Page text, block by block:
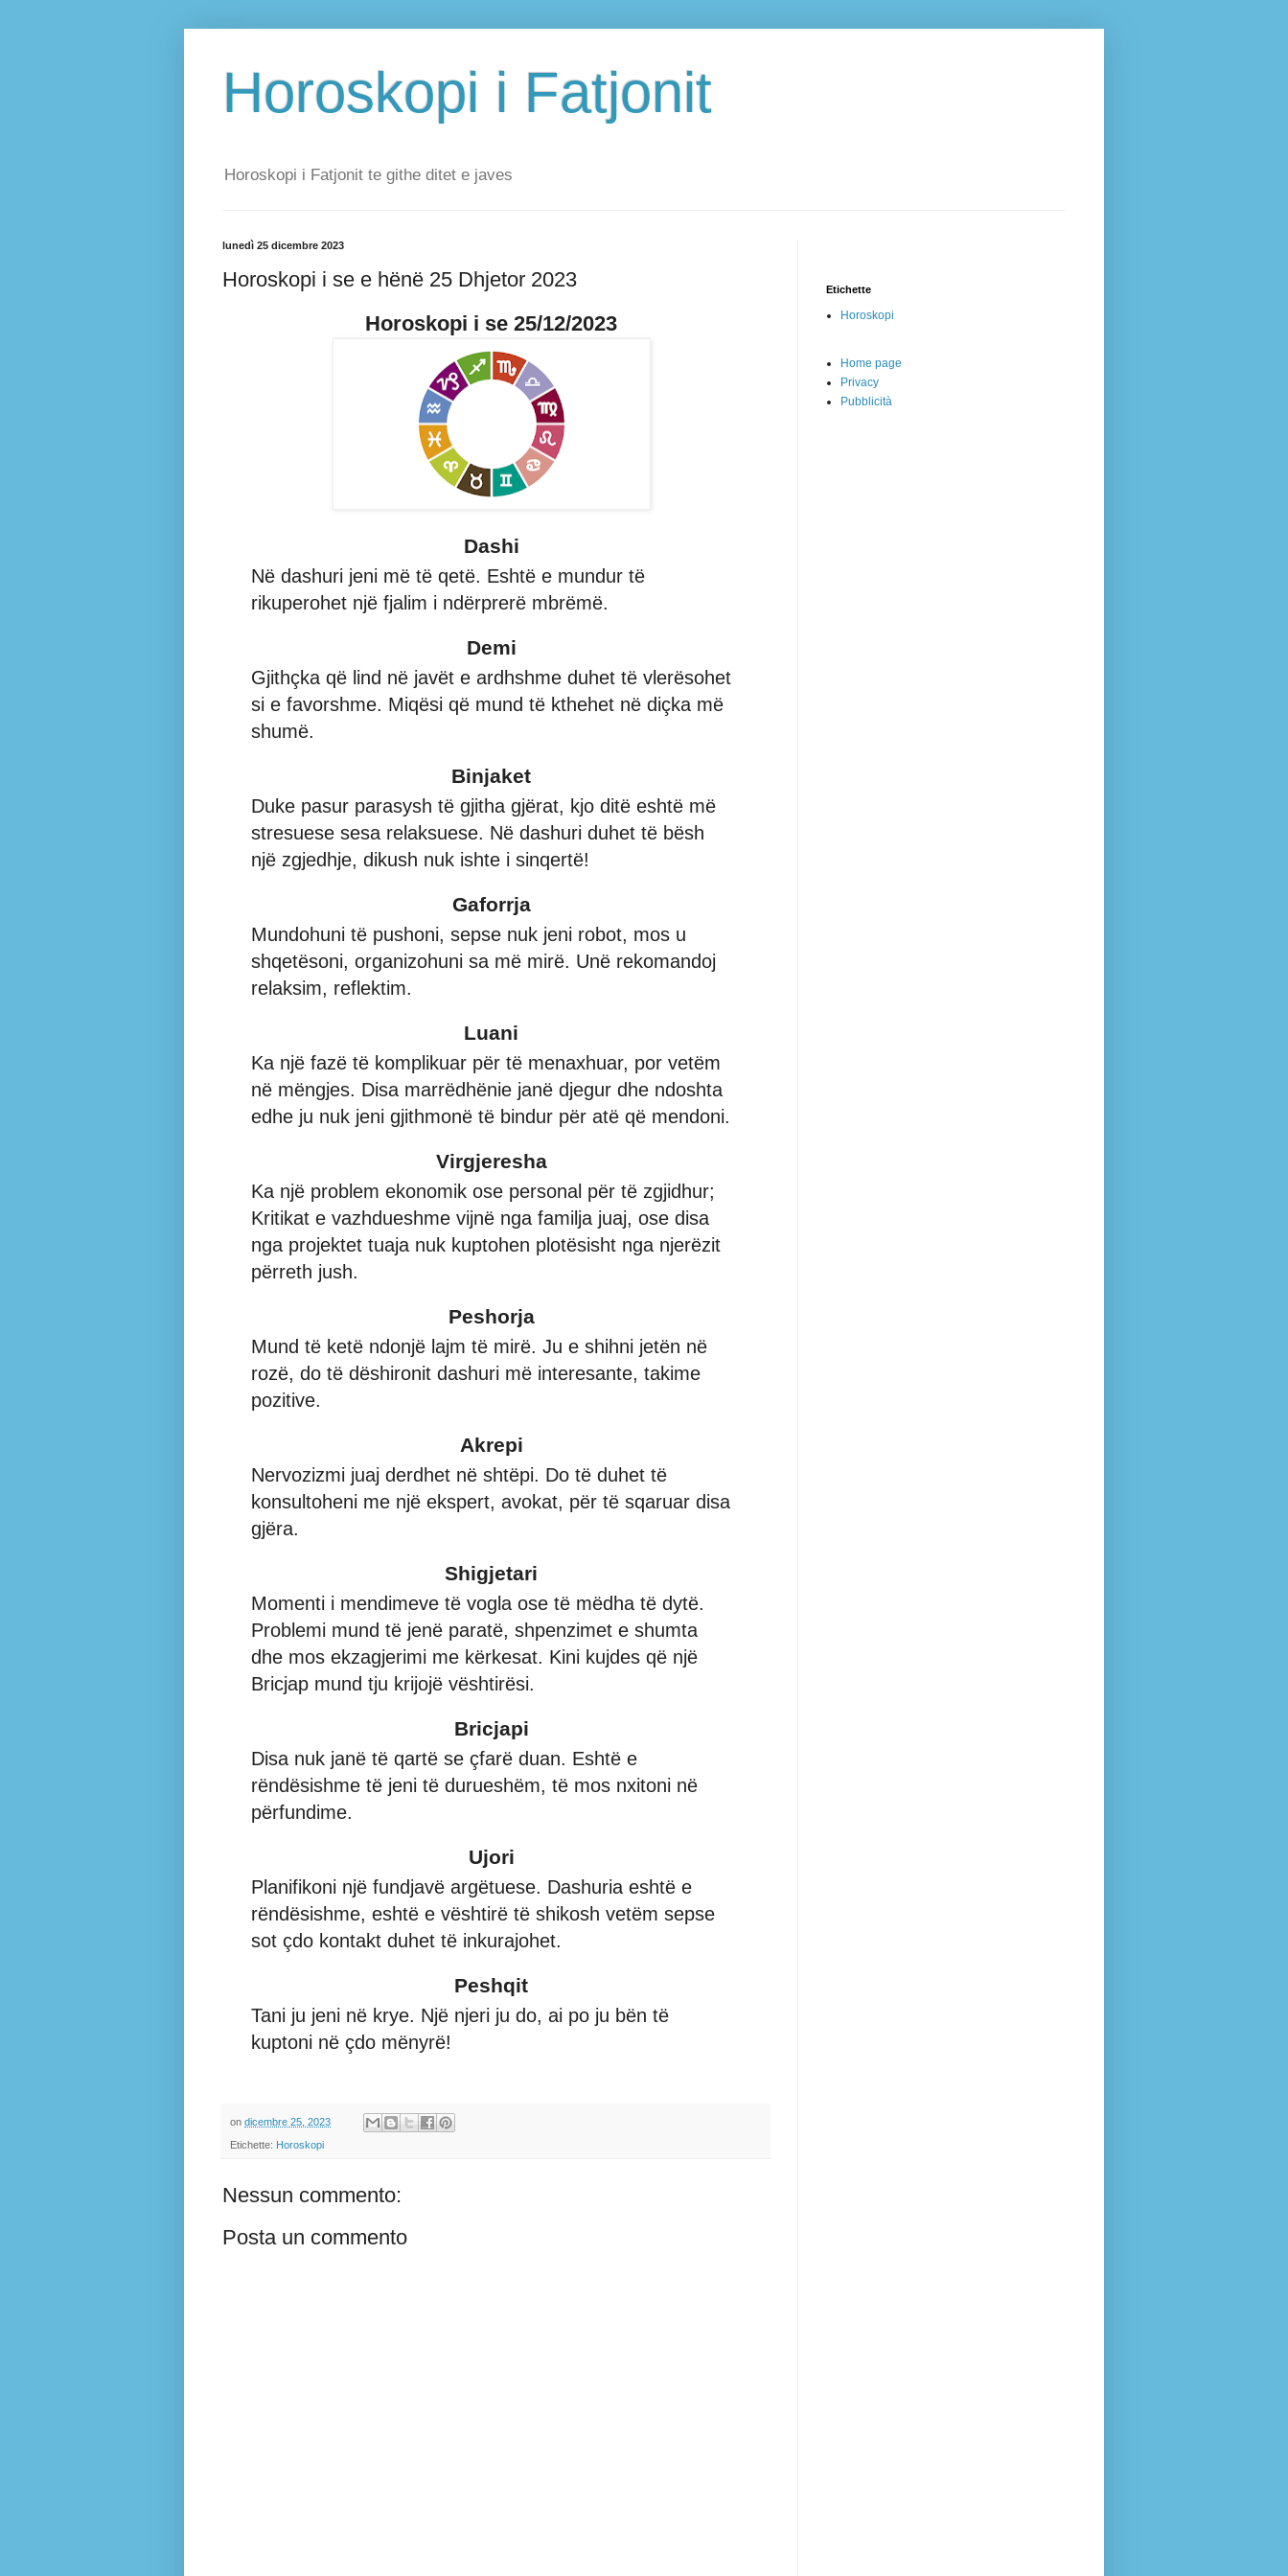
Horoskopi i Fatjonit
Horoskopi i Fatjonit te githe ditet e javes
lunedì 25 dicembre 2023
Horoskopi i se e hënë 25 Dhjetor 2023
Horoskopi i se 25/12/2023
Dashi
Në dashuri jeni më të qetë. Eshtë e mundur të
rikuperohet një fjalim i ndërprerë mbrëmë.
Demi
Gjithçka që lind në javët e ardhshme duhet të vlerësohet
si e favorshme. Miqësi që mund të kthehet në diçka më
shumë.
Binjaket
Duke pasur parasysh të gjitha gjërat, kjo ditë eshtë më
stresuese sesa relaksuese. Në dashuri duhet të bësh
një zgjedhje, dikush nuk ishte i sinqertë!
Gaforrja
Mundohuni të pushoni, sepse nuk jeni robot, mos u
shqetësoni, organizohuni sa më mirë. Unë rekomandoj
relaksim, reflektim.
Luani
Ka një fazë të komplikuar për të menaxhuar, por vetëm
në mëngjes. Disa marrëdhënie janë djegur dhe ndoshta
edhe ju nuk jeni gjithmonë të bindur për atë që mendoni.
Virgjeresha
Ka një problem ekonomik ose personal për të zgjidhur;
Kritikat e vazhdueshme vijnë nga familja juaj, ose disa
nga projektet tuaja nuk kuptohen plotësisht nga njerëzit
përreth jush.
Peshorja
Mund të ketë ndonjë lajm të mirë. Ju e shihni jetën në
rozë, do të dëshironit dashuri më interesante, takime
pozitive.
Akrepi
Nervozizmi juaj derdhet në shtëpi. Do të duhet të
konsultoheni me një ekspert, avokat, për të sqaruar disa
gjëra.
Shigjetari
Momenti i mendimeve të vogla ose të mëdha të dytë.
Problemi mund të jenë paratë, shpenzimet e shumta
dhe mos ekzagjerimi me kërkesat. Kini kujdes që një
Bricjap mund tju krijojë vështirësi.
Bricjapi
Disa nuk janë të qartë se çfarë duan. Eshtë e
rëndësishme të jeni të durueshëm, të mos nxitoni në
përfundime.
Ujori
Planifikoni një fundjavë argëtuese. Dashuria eshtë e
rëndësishme, eshtë e vështirë të shikosh vetëm sepse
sot çdo kontakt duhet të inkurajohet.
Peshqit
Tani ju jeni në krye. Një njeri ju do, ai po ju bën të
kuptoni në çdo mënyrë!
on dicembre 25, 2023
Etichette: Horoskopi
Nessun commento:
Posta un commento
Etichette
Horoskopi
Home page
Privacy
Pubblicità